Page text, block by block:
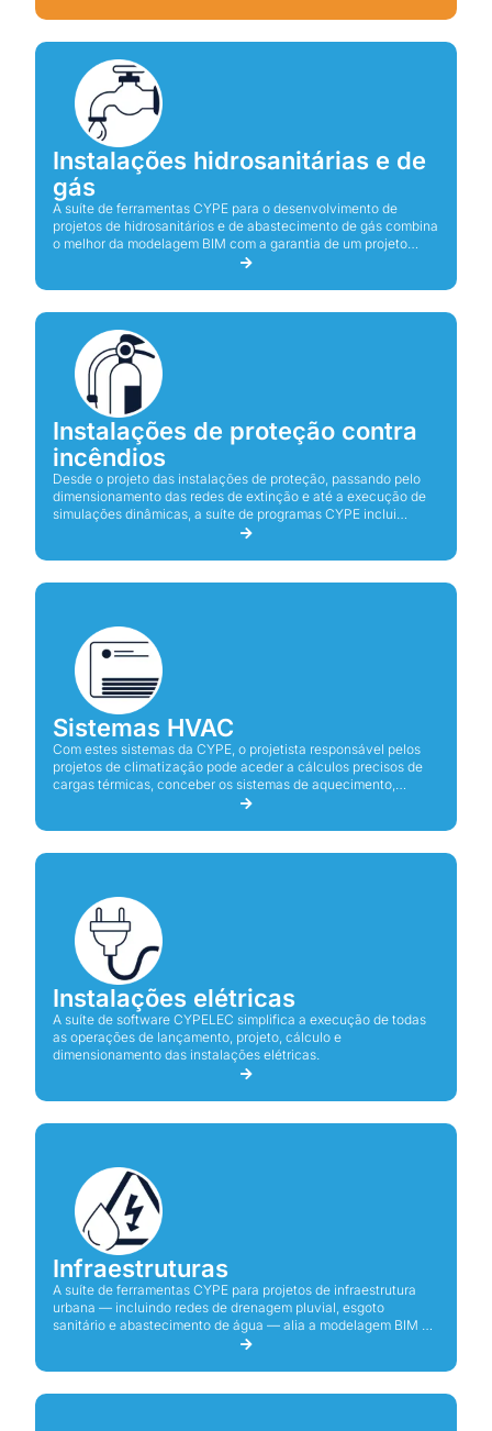
Instalações hidrosanitárias e de
gás
A suíte de ferramentas CYPE para o desenvolvimento de
projetos de hidrosanitários e de abastecimento de gás combina
o melhor da modelagem BIM com a garantia de um projeto
correto de acordo com critérios técnicos e regulamentares.
Instalações de proteção contra
incêndios
Desde o projeto das instalações de proteção, passando pelo
dimensionamento das redes de extinção e até a execução de
simulações dinâmicas, a suíte de programas CYPE inclui
ferramentas para as diferentes necessidades de um projeto de
Sistemas HVAC
Com estes sistemas da CYPE, o projetista responsável pelos
projetos de climatização pode aceder a cálculos precisos de
cargas térmicas, conceber os sistemas de aquecimento,
ventilação ou arrefecimento e os seus componentes, elaborar
Instalações elétricas
A suíte de software CYPELEC simplifica a execução de todas
as operações de lançamento, projeto, cálculo e
dimensionamento das instalações elétricas.
Infraestruturas
A suíte de ferramentas CYPE para projetos de infraestrutura
urbana — incluindo redes de drenagem pluvial, esgoto
sanitário e abastecimento de água — alia a modelagem BIM à
precisão técnica, garantindo conformidade com normas e